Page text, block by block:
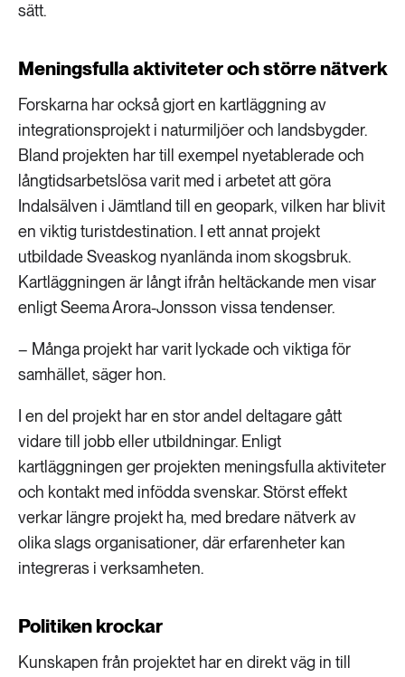
sätt.
Meningsfulla aktiviteter och större nätverk
Forskarna har också gjort en kartläggning av
integrationsprojekt i naturmiljöer och landsbygder.
Bland projekten har till exempel nyetablerade och
långtidsarbetslösa varit med i arbetet att göra
Indalsälven i Jämtland till en geopark, vilken har blivit
en viktig turistdestination. I ett annat projekt
utbildade Sveaskog nyanlända inom skogsbruk.
Kartläggningen är långt ifrån heltäckande men visar
enligt Seema Arora-Jonsson vissa tendenser.
– Många projekt har varit lyckade och viktiga för
samhället, säger hon.
I en del projekt har en stor andel deltagare gått
vidare till jobb eller utbildningar. Enligt
kartläggningen ger projekten meningsfulla aktiviteter
och kontakt med infödda svenskar. Störst effekt
verkar längre projekt ha, med bredare nätverk av
olika slags organisationer, där erfarenheter kan
integreras i verksamheten.
Politiken krockar
Kunskapen från projektet har en direkt väg in till